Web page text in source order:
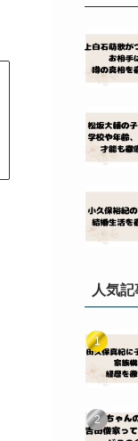
人気